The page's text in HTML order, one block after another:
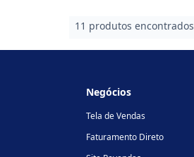
11 produtos encontrados
Negócios
Tela de Vendas
Faturamento Direto